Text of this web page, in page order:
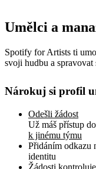
Umělci a
Spotify for Artists ti
svoji hudbu a
Nárokuj si profil
Odešli žádost
Už máš přístup
k jinému týmu
Přidáním odkazu
identitu
Žádosti